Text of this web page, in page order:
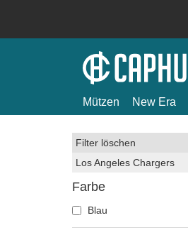
Mützen New Era
Filter löschen
Los Angeles Chargers
Farbe
Blau